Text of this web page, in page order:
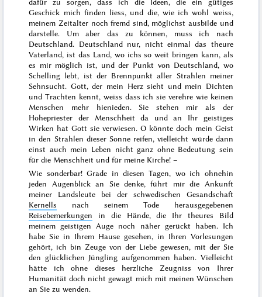
Geschick mich finden liess, und die, wie ich wohl weiss,
meinem Zeitalter noch fremd sind, möglichst ausbilde und
darstelle. Um aber das zu können, muss ich nach
Deutschland. Deutschland nur, nicht einmal das theure
Vaterland, ist das Land, wo ichs so weit bringen kann, als
es mir möglich ist, und der Punkt von Deutschland, wo
Schelling lebt, ist der Brennpunkt aller Strahlen meiner
Sehnsucht. Gott, der mein Herz sieht und mein Dichten
und Trachten kennt, weiss dass ich sie verehre wie keinen
Menschen mehr hienieden. Sie stehen mir als der
Hohepriester der Menschheit da und an Ihr geistiges
Wirken hat Gott sie verwiesen. O könnte doch mein Geist
in den Strahlen dieser Sonne reifen, vielleicht würde dann
einst auch mein Leben nicht ganz ohne Bedeutung sein
für die Menschheit und für meine Kirche! –
Wie sonderbar! Grade in diesen Tagen, wo ich ohnehin
jeden Augenblick an Sie denke, führt mir die Ankunft
meiner Landsleute bei der schwedischen Gesandschaft
Kernells nach seinem Todeherausgegebenen
Reisebemerkungen in die Hände, die Ihr theures Bild
meinem geistigen Auge noch näher gerückt haben. Ich
habe Sie in Ihrem Hause gesehen, in Ihren Vorlesungen
gehört, ich bin Zeuge von der Liebe gewesen, mit der Sie
den glücklichen Jüngling aufgenommen haben. Vielleicht
hätte ich ohne dieses herzliche Zeugniss von Ihrer
Humanität doch nicht gewagt mich mit meinen Wünschen
an Sie zu wenden.